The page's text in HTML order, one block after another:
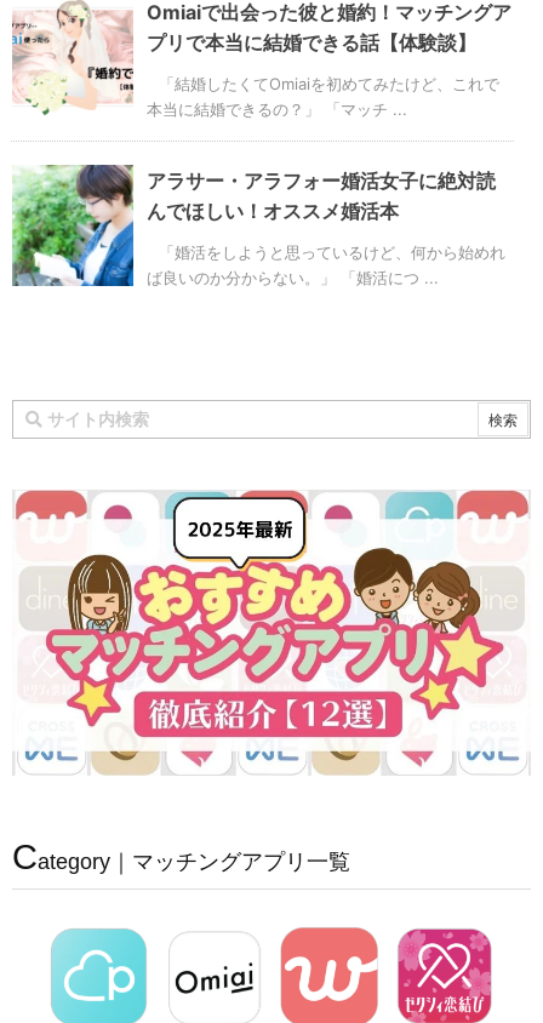
Omiaiで出会った彼と婚約！マッチングア
プリで本当に結婚できる話【体験談】
「結婚したくてOmiaiを初めてみたけど、これで
本当に結婚できるの？」 「マッチ ...
アラサー・アラフォー婚活女子に絶対読
んでほしい！オススメ婚活本
「婚活をしようと思っているけど、何から始めれ
ば良いのか分からない。」 「婚活につ ...
Category｜マッチングアプリ一覧